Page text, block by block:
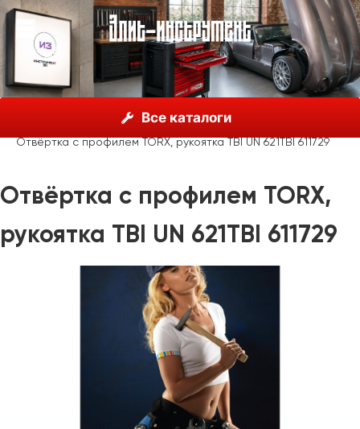
Все каталоги
Unior, Словения
Отвёртки с профилем TORX (TX)
Отвёртка с профилем TORX, рукоятка TBI UN 621TBI 611729
Отвёртка с профилем TORX,
рукоятка TBI UN 621TBI 611729